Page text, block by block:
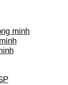
minh